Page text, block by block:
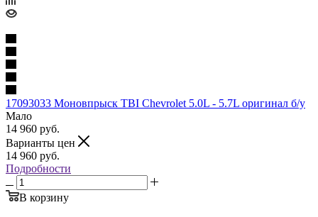
17093033 Моновпрыск TBI Chevrolet 5.0L - 5.7L оригинал б/у
Мало
14 960 руб.
Варианты цен
14 960 руб.
Подробности
В корзину